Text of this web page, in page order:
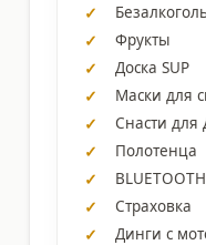
Фрукты
Доска SUP
Маски для
Снасти
Полотенца
Страховка
Динги с